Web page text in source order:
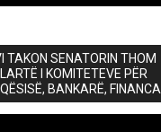
TAKON SENATORIN THOM
I KOMITETEVE PËR
BANKARË, FINANCA